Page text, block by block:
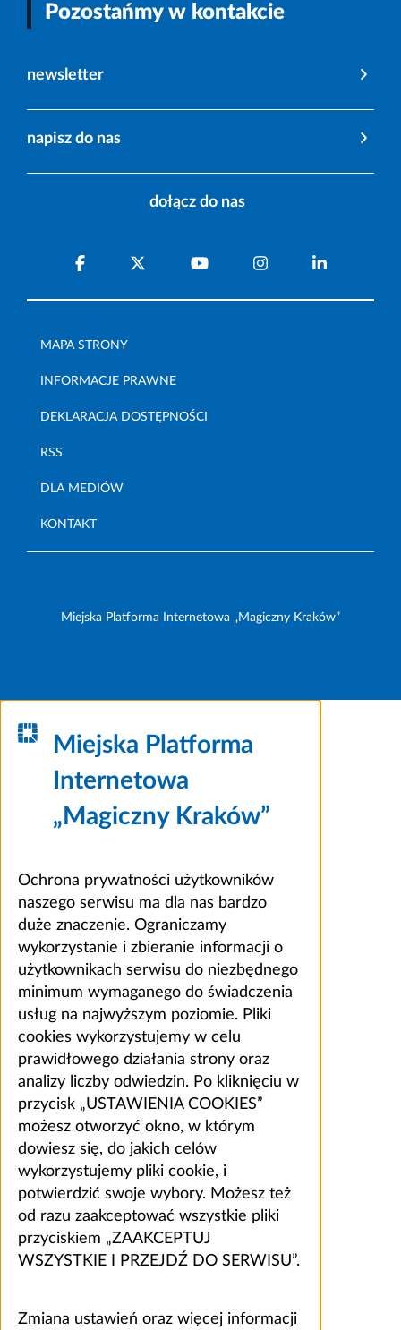
Pozostańmy w kontakcie
newsletter
napisz do nas
dołącz do nas
MAPA STRONY
INFORMACJE PRAWNE
DEKLARACJA DOSTĘPNOŚCI
RSS
DLA MEDIÓW
KONTAKT
Miejska Platforma Internetowa „Magiczny Kraków”
Miejska Platforma
Internetowa
„Magiczny Kraków”
Ochrona prywatności użytkowników
naszego serwisu ma dla nas bardzo
duże znaczenie. Ograniczamy
wykorzystanie i zbieranie informacji o
użytkownikach serwisu do niezbędnego
minimum wymaganego do świadczenia
usług na najwyższym poziomie. Pliki
cookies wykorzystujemy w celu
prawidłowego działania strony oraz
analizy liczby odwiedzin. Po kliknięciu w
przycisk „USTAWIENIA COOKIES”
możesz otworzyć okno, w którym
dowiesz się, do jakich celów
wykorzystujemy pliki cookie, i
potwierdzić swoje wybory. Możesz też
od razu zaakceptować wszystkie pliki
przyciskiem „ZAAKCEPTUJ
WSZYSTKIE I PRZEJDŹ DO SERWISU”.
Zmiana ustawień oraz więcej informacji